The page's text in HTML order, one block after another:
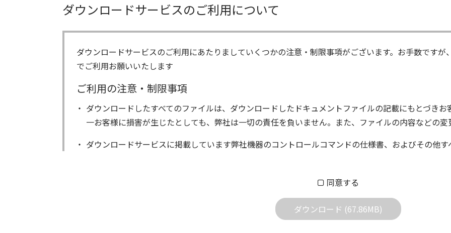
ダウンロードサービスのご利用について
ダウンロードサービスのご利用にあたりましていくつかの注意・制限事項がございます。お手数です
でご利用お願いいたします
ご利用の注意・制限事項
ダウンロードしたすべてのファイルは、ダウンロードしたドキュメントファイルの記載にもとづき
一お客様に損害が生じたとしても、弊社は一切の責任を負いません。また、ファイルの内容などの変
ダウンロードサービスに掲載しています弊社機器のコントロールコマンドの仕様書、およびその他
ファイルの内容は、製品の仕様変更などで予告なく改良及び変更される場合があります。
同意する
ダウンロード (67.86MB)